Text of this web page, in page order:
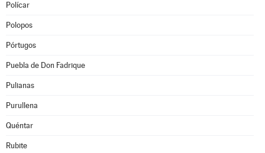
Polícar
Polopos
Pórtugos
Puebla de Don Fadrique
Pulianas
Purullena
Quéntar
Rubite